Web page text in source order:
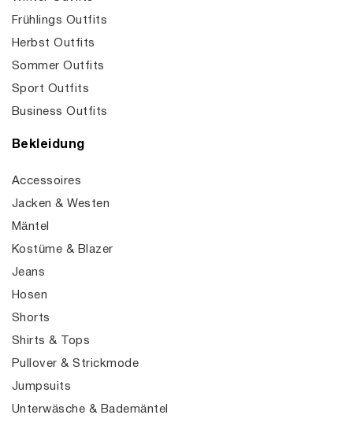
Frühlings Outfits
Herbst Outfits
Sommer Outfits
Sport Outfits
Business Outfits
Bekleidung
Accessoires
Jacken & Westen
Mäntel
Kostüme & Blazer
Jeans
Hosen
Shorts
Shirts & Tops
Pullover & Strickmode
Jumpsuits
Unterwäsche & Bademäntel